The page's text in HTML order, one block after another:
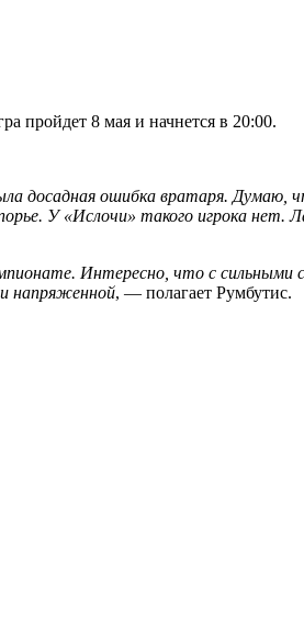
пройдет 8 мая и начнется в 20:00.
досадная ошибка вратаря. Думаю,
У «Ислочи» такого игрока
Интересно, что с сильными
напряженной, — полагает Румбутис.